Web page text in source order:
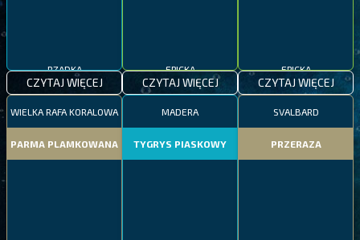
RZADKA
CZYTAJ WIĘCEJ
EPICKA
CZYTAJ WIĘCEJ
EPICKA
CZYTAJ WIĘCEJ
WIELKA RAFA KORALOWA
PARMA PLAMKOWANA
MADERA
TYGRYS PIASKOWY
SVALBARD
PRZERAZA